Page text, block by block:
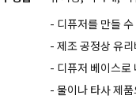
- 디퓨저를 만들
- 제조 공정상 유
- 디퓨저 베이스로
- 물이나 타사 제